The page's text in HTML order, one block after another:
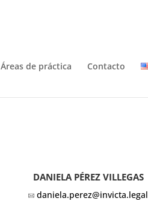
Áreas de práctica Contacto
DANIELA PÉREZ VILLEGAS
daniela.perez@invicta.legal